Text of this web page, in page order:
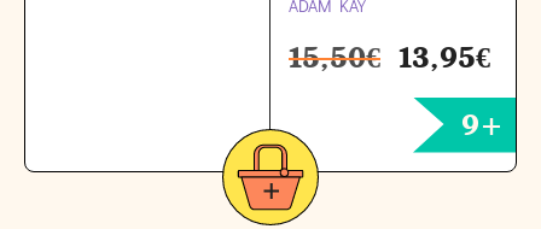
ADAM KAY
15,50€ 13,95€
9+